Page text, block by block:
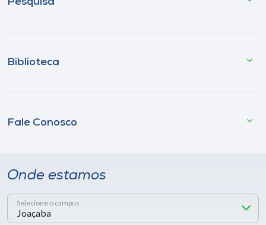
Biblioteca
Fale Conosco
Onde estamos
Selecione o campus